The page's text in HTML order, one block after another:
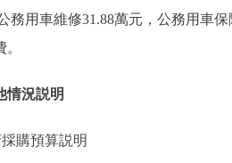
務用車維修31.88萬元，公務用車
情況説明
購預算説明